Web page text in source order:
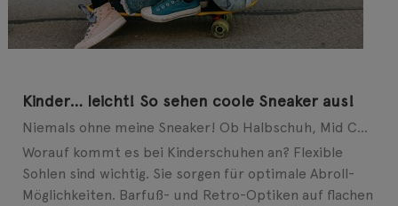
Kinder… leicht! So sehen coole Sneaker aus!
Niemals ohne meine Sneaker! Ob Halbschuh, Mid Cut oder Slip-on – auch bei modebewussten Kids geht ...
Worauf kommt es bei Kinderschuhen an? Flexible
Sohlen sind wichtig. Sie sorgen für optimale Abroll-
Möglichkeiten. Barfuß- und Retro-Optiken auf flachen